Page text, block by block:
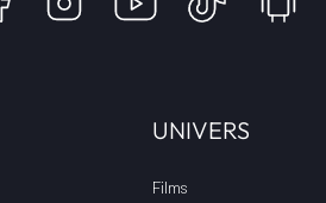
UNIVERS
Films